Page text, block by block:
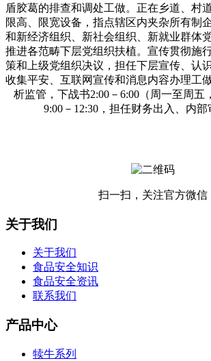
盾胶葛的排查和调处工做。正在乡道、村
限高、限宽设备，指点辖区内夹杂所有制
和新经济组织、新社会组织、新就业群体
推进各范畴下层党组织扶植。宣传贯彻施
策和上级党组织决议，担任下层宣传、认
收集平安、互联网宣传和消息内容办理工
析监管，下战书2:00－6:00（周一至周五
9:00－12:30，担任财务出入、内部
扫一扫，关注官方微信
关于我们
关于我们
食品安全知识
食品安全资讯
联系我们
产品中心
犊牛系列